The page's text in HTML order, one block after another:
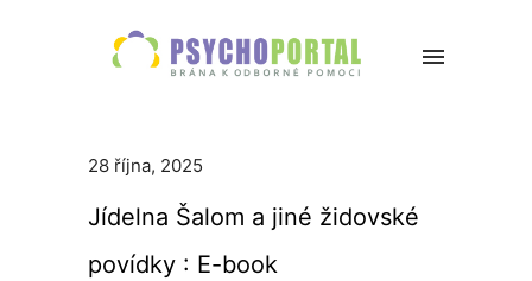
28 října, 2025
Jídelna Šalom a jiné židovské
povídky : E-book